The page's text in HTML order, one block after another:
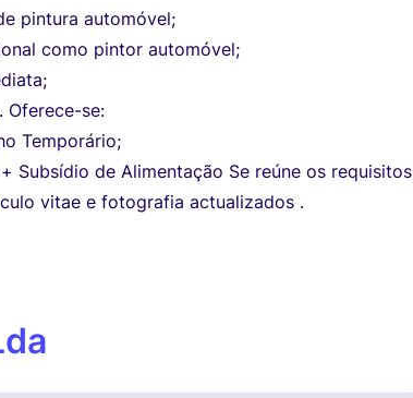
pintura automóvel;
como pintor automóvel;
Oferece-se:
Temporário;
Subsídio de Alimentação Se reúne os requisitos
vitae e fotografia actualizados .